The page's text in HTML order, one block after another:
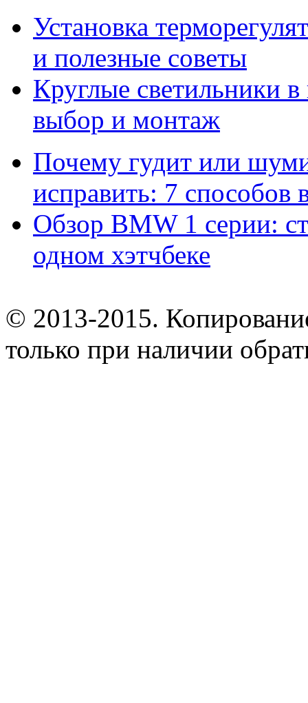
Установка
и полезные советы
Круглые светильники
выбор и монтаж
Почему гудит или
исправить: 7 способов
Обзор BMW 1 серии:
одном хэтчбеке
© 2013-2015.
только при наличии